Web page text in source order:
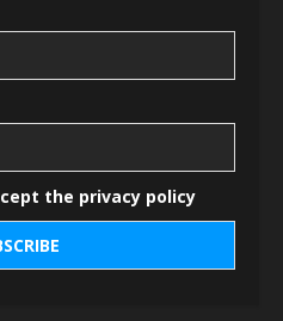
the privacy policy